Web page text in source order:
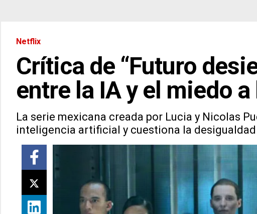
Netflix
Crítica de “Futuro
entre la IA y el miedo
La serie mexicana creada por Lucia y Nicolas
inteligencia artificial y cuestiona la